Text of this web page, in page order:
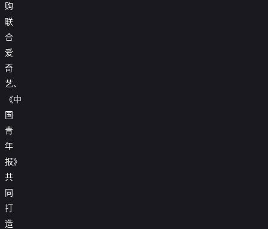
购
联
合
爱
奇
艺、
《中
国
青
年
报》
共
同
打
造